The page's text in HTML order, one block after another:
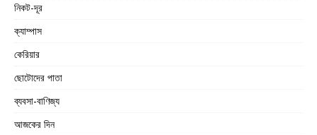
নিকট-দূর
ক্যাম্পাস
কেরিয়ার
ছোটোদের পাতা
ব্যবসা-বাণিজ্য
আজকের দিন